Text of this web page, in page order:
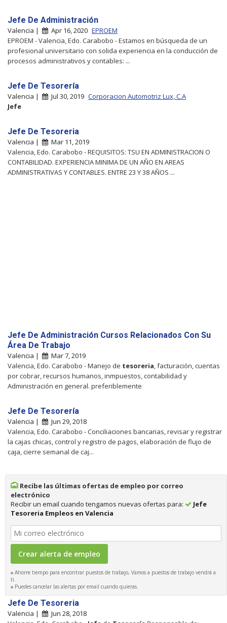
Jefe De Administración
Valencia | Apr 16, 2020 EPROEM
EPROEM - Valencia, Edo. Carabobo - Estamos en búsqueda de un
profesional universitario con solida experiencia en la conducción de
procesos administrativos y contables: ...
Jefe De Tesorería
Valencia | Jul 30, 2019 Corporacion Automotriz Lux, C.A
Jefe
Jefe De Tesoreria
Valencia |
Mar 11, 2019
Valencia, Edo. Carabobo - REQUISITOS: TSU EN ADMINISTRACION O
CONTABILIDAD. EXPERIENCIA MINIMA DE UN AÑO EN AREAS
ADMINISTRATIVAS Y CONTABLES. ENTRE 23 Y 38 AÑOS ...
Jefe De Administración Cursos Relacionados Con Su
Área De Trabajo
Valencia |
Mar 7, 2019
Valencia, Edo. Carabobo - Manejo de tesoreria , facturación, cuentas
por cobrar, recursos humanos, inmpuestos, contabilidad y
Administración en general. preferiblemente
Jefe De Tesorería
Valencia |
Jun 29, 2018
Valencia, Edo. Carabobo - Conciliaciones bancarias, revisar y registrar
la cajas chicas, control y registro de pagos, elaboración de flujo de
caja, cierre semanal de caj...
Recibe las últimas ofertas de empleo por correo
electrónico
Recibir un email cuando tengamos nuevas ofertas para:
Jefe
Tesoreria Empleos en Valencia
Ahorre tiempo para encontrar puestos de trabajo, Vamos a puestos de trabajo vendrá a
ti.
Puedes cancelar las alertas por email cuando quieras.
Jefe De Tesoreria
Valencia |
Jun 28, 2018